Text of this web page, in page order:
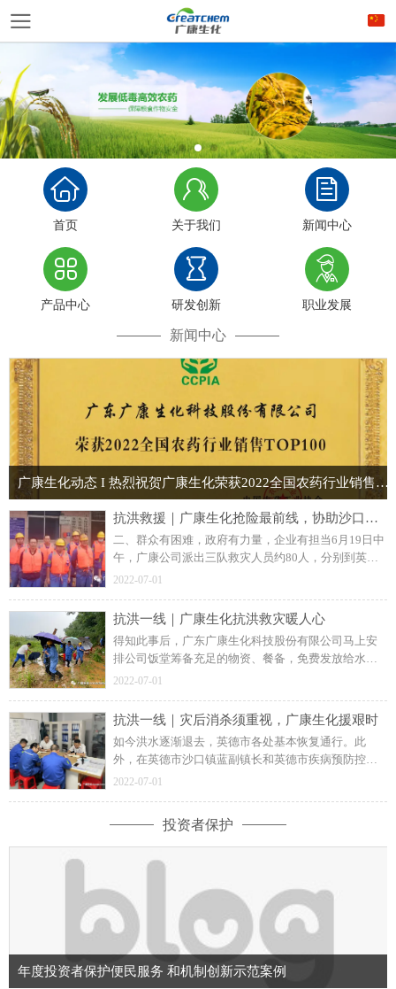
首页 关于我们 新闻中心
产品中心 研发创新 职业发展
新闻中心
广康生化动态 I 热烈祝贺广康生化荣获2022全国农药行业销售TOP100称号
抗洪救援｜广康生化抢险最前线，协助沙口镇府全力救援
二、群众有困难，政府有力量，企业有担当6月19日中
午，广康公司派出三队救灾人员约80人，分别到英德
市沙口镇三个地方进行抢险救灾，其中包括红丰村、
2022-07-01
抗洪一线｜广康生化抗洪救灾暖人心
得知此事后，广东广康生化科技股份有限公司马上安
排公司饭堂筹备充足的物资、餐备，免费发放给水灾
期间周边受灾居民，希望让群众感受到灾难无情、人
2022-07-01
抗洪一线｜灾后消杀须重视，广康生化援艰时
如今洪水逐渐退去，英德市各处基本恢复通行。此
外，在英德市沙口镇蓝副镇长和英德市疾病预防控制
中心工作人员的指导下，广康生化立即组织约36人的
2022-07-01
投资者保护
年度投资者保护便民服务 和机制创新示范案例